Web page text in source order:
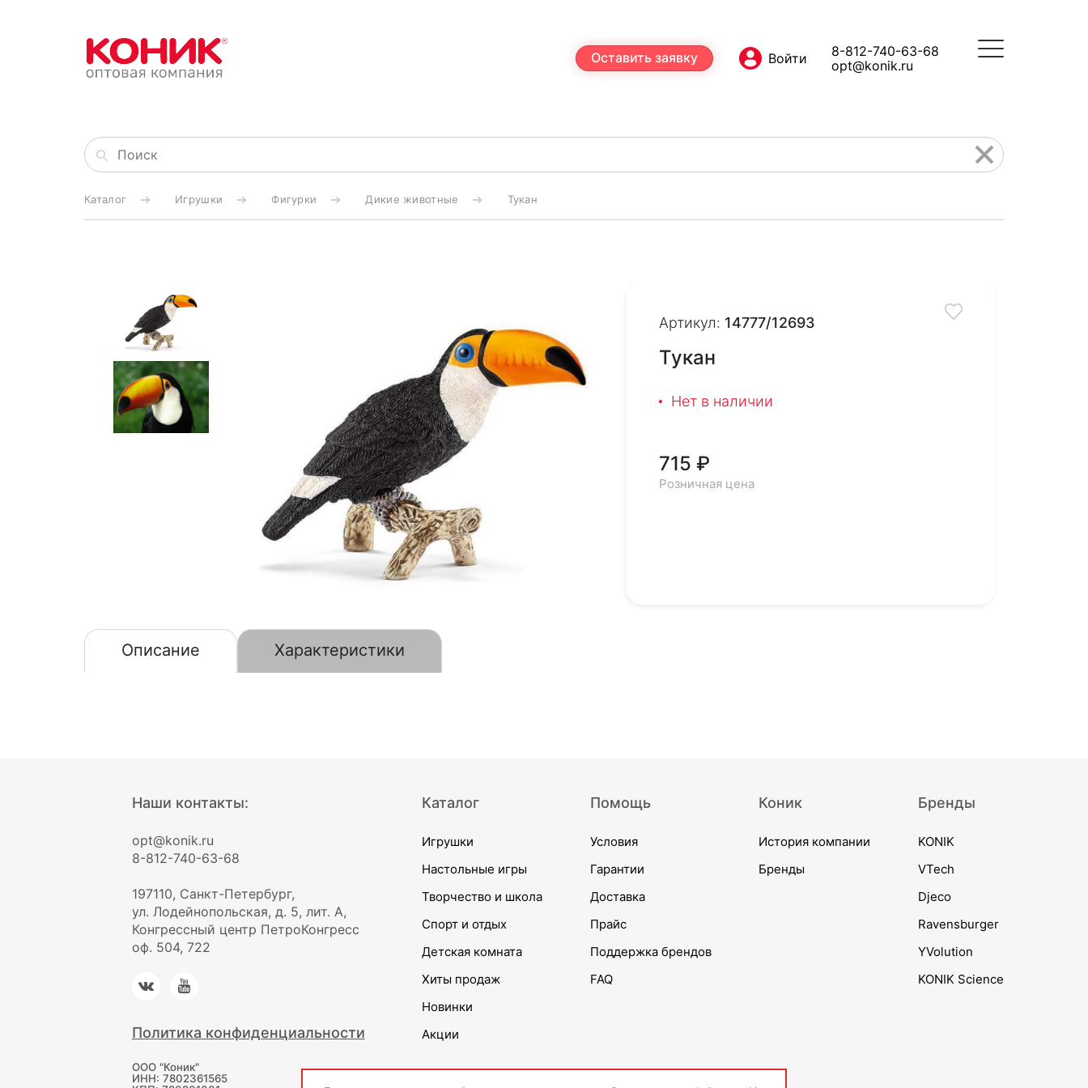
Оставить заявку
8-812-740-63-68
opt@konik.ru
Каталог Игрушки Фигурки Дикие животные Тукан
Артикул: 14777/12693
Тукан
Нет в наличии
715 ₽
Розничная цена
Описание Характеристики
Наши контакты:
opt@konik.ru
8-812-740-63-68
197110, Санкт-Петербург,
ул. Лодейнопольская, д. 5, лит. А,
Конгрессный центр ПетроКонгресс
оф. 504, 722
Политика конфиденциальности
ООО "Коник"
ИНН: 7802361565
Каталог
Игрушки
Настольные игры
Творчество и школа
Спорт и отдых
Детская комната
Хиты продаж
Новинки
Акции
Помощь
Условия
Гарантии
Доставка
Прайс
Поддержка брендов
FAQ
Коник
История компании
Бренды
Бренды
KONIK
VTech
Djeco
Ravensburger
YVolution
KONIK Science